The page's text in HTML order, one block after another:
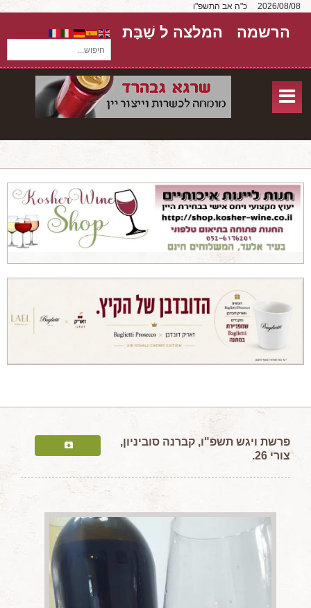
כ"ה אב התשפ"ו
חיפוש...
הרשמה המלצה ל שַׁבָּת
אודות
שירותים
יקבים
מאמרים
טורים על יקבים
מאמרים מקצועיים
מאמרים הלכתיים
המלצות יין לְ שַׁבָּת
חדשות ועדכונים
צור קשר
פרשת ויגש תשפ"ו, קברנה סוביניון,
צורי 26.